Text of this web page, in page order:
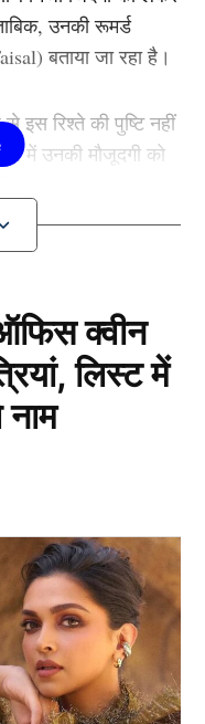
उनकी रूमर्ड
बताया जा रहा है।
इस रिश्ते की पुष्टि नहीं
में उनकी मौजूदगी को
की रहने वाली हैं
से आती हैं। उनकी
से हुई। इसके
(King’s College
Article
क्वीन
लिस्ट में